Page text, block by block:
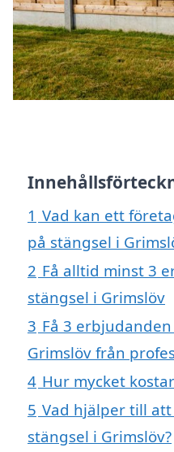
1 Vad kan ett
på stängsel i
2 Få alltid minst 3
stängsel i Grimslöv
3 Få 3
Grimslöv från
4 Hur mycket
5 Vad hjälper till
stängsel i Grimslöv?